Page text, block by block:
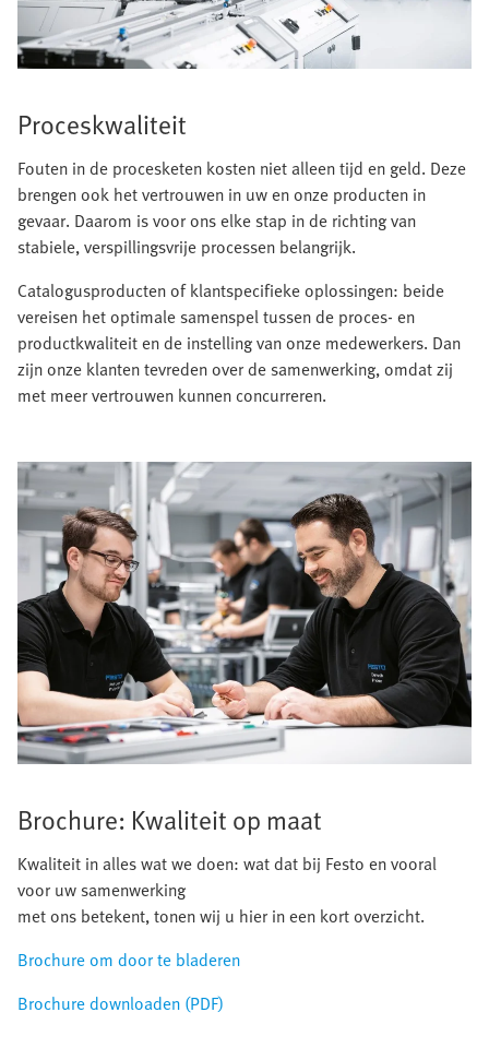
Proceskwaliteit
Fouten in de procesketen kosten niet alleen tijd en geld. Deze
brengen ook het vertrouwen in uw en onze producten in
gevaar. Daarom is voor ons elke stap in de richting van
stabiele, verspillingsvrije processen belangrijk.
Catalogusproducten of klantspecifieke oplossingen: beide
vereisen het optimale samenspel tussen de proces- en
productkwaliteit en de instelling van onze medewerkers. Dan
zijn onze klanten tevreden over de samenwerking, omdat zij
met meer vertrouwen kunnen concurreren.
Brochure: Kwaliteit op maat
Kwaliteit in alles wat we doen: wat dat bij Festo en vooral
voor uw samenwerking
met ons betekent, tonen wij u hier in een kort overzicht.
Brochure om door te bladeren
Brochure downloaden (PDF)